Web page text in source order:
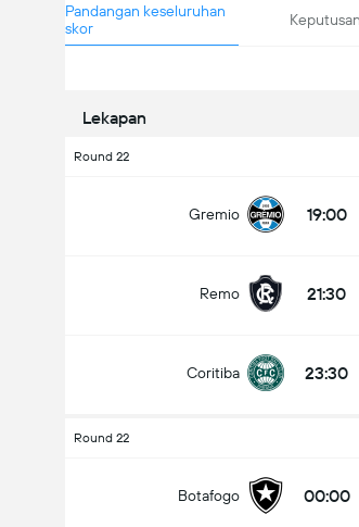
Pandangan keseluruhan
skor
Keputusan
Lekapan
Round 22
Gremio 19:00
Remo 21:30
Coritiba 23:30
Round 22
Botafogo 00:00